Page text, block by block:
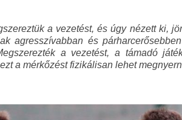
a vezetést, és úgy nézett ki,
agresszívabban és
a vezetést, a támadó
a mérkőzést fizikálisan lehet